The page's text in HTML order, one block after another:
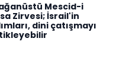
Mescid-i
Zirvesi; İsrail'in
dini çatışmayı